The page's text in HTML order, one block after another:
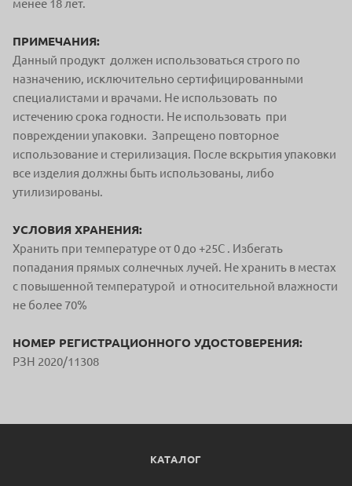
менее 18 лет.
ПРИМЕЧАНИЯ:
Данный продукт должен использоваться строго по
назначению, исключительно сертифицированными
специалистами и врачами. Не использовать по
истечению срока годности. Не использовать при
повреждении упаковки. Запрещено повторное
использование и стерилизация. После вскрытия упаковки
все изделия должны быть использованы, либо
утилизированы.
УСЛОВИЯ ХРАНЕНИЯ:
Хранить при температуре от 0 до +25С . Избегать
попадания прямых солнечных лучей. Не хранить в местах
с повышенной температурой и относительной влажности
не более 70%
НОМЕР РЕГИСТРАЦИОННОГО УДОСТОВЕРЕНИЯ:
РЗН 2020/11308
КАТАЛОГ